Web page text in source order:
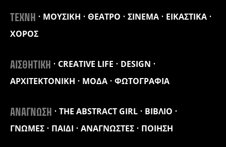
ΤΕΧΝΗ ΜΟΥΣΙΚΗ ΘΕΑΤΡΟ ΣΙΝΕΜΑ
ΕΙΚΑΣΤΙΚΑ
ΧΟΡΟΣ
ΑΙΣΘΗΤΙΚΗ CREATIVE LIFE
DESIGN
ΑΡΧΙΤΕΚΤΟΝΙΚΗ
ΜΟΔΑ ΦΩΤΟΓΡΑΦΙΑ
ΑΝΑΓΝΩΣΗ THE ABSTRACT GIRL
ΒΙΒΛΙΟ
ΓΝΩΜΕΣ
ΠΑΙΔΙ ΑΝΑΓΝΩΣΤΕΣ ΠΟΙΗΣΗ